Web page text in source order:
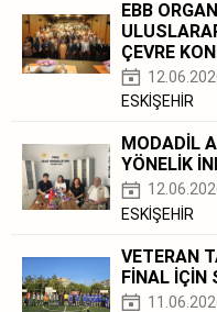
EBB
ÇEVRE
ESKİŞEHİR
MODADİL
YÖNELİK
ESKİŞEHİR
VETERAN
FİNAL İÇİN